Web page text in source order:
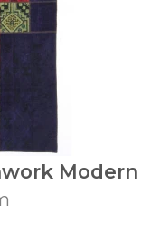
Modern